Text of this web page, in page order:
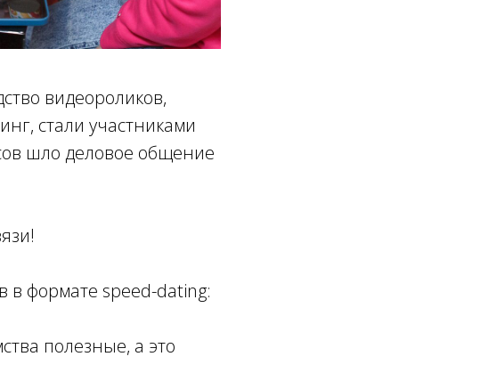
видеороликов,
стали участниками
шло деловое общение
в формате speed-dating:
полезные, а это